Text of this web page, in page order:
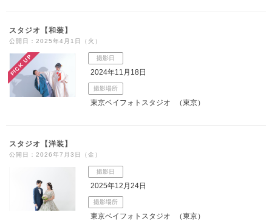
庭園での撮影
3万円以下のプラン 海での撮影
チャペルでの撮影
豊富なカラードレス
豊富な色打掛・着物
スタジオ【和装】
公開日：2025年4月1日（火）
PICK UP 撮影日
2024年11月18日
撮影場所
東京ベイフォトスタジオ （東京）
スタジオ【洋装】
公開日：2026年7月3日（金）
撮影日
2025年12月24日
撮影場所
東京ベイフォトスタジオ （東京）